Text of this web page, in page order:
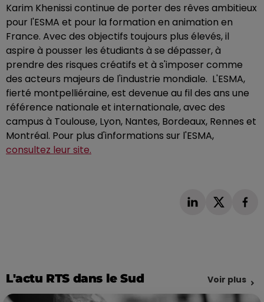
Karim Khenissi continue de porter des rêves ambitieux
pour l'ESMA et pour la formation en animation en
France. Avec des objectifs toujours plus élevés, il
aspire à pousser les étudiants à se dépasser, à
prendre des risques créatifs et à s'imposer comme
des acteurs majeurs de l'industrie mondiale. L'ESMA,
fierté montpelliéraine, est devenue au fil des ans une
référence nationale et internationale, avec des
campus à Toulouse, Lyon, Nantes, Bordeaux, Rennes et
Montréal. Pour plus d'informations sur l'ESMA,
consultez leur site.
L'actu RTS dans le Sud Voir plus